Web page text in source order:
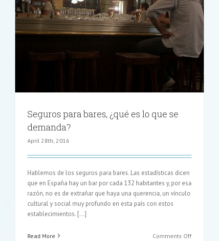
para
qué
sirven
Seguros para bares, ¿qué es lo que se
demanda?
April 28th, 2016
Hablemos de los seguros para bares. Las estadísticas dicen
que en España hay un bar por cada 132 habitantes y, por esa
razón, no es de extrañar que haya una querencia, un vínculo
cultural y social muy profundo en esta país con estos
establecimientos. […]
Read More Comments Offon